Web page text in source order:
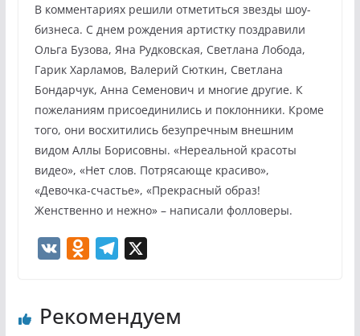
В комментариях решили отметиться звезды шоу-
бизнеса. С днем рождения артистку поздравили
Ольга Бузова, Яна Рудковская, Светлана Лобода,
Гарик Харламов, Валерий Сюткин, Светлана
Бондарчук, Анна Семенович и многие другие. К
пожеланиям присоединились и поклонники. Кроме
того, они восхитились безупречным внешним
видом Аллы Борисовны. «Нереальной красоты
видео», «Нет слов. Потрясающе красиво»,
«Девочка-счастье», «Прекрасный образ!
Женственно и нежно» – написали фолловеры.
o
e
Рекомендуем